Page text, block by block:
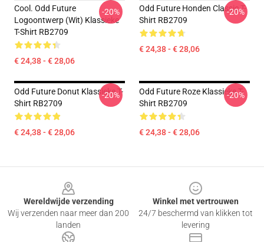
Cool. Odd Future
Logoontwerp (wit) Klassieke
T-Shirt RB2709
€ 24,38 - € 28,06
-20%
Odd Future Honden Classic T-
Shirt RB2709
€ 24,38 - € 28,06
-20%
Odd Future Donut Klassieke T-
Shirt RB2709
€ 24,38 - € 28,06
-20%
Odd Future Roze Klassieke T-
Shirt RB2709
€ 24,38 - € 28,06
-20%
Wereldwijde verzending
Wij verzenden naar meer dan 200
landen
Winkel met vertrouwen
24/7 beschermd van klikken tot
levering